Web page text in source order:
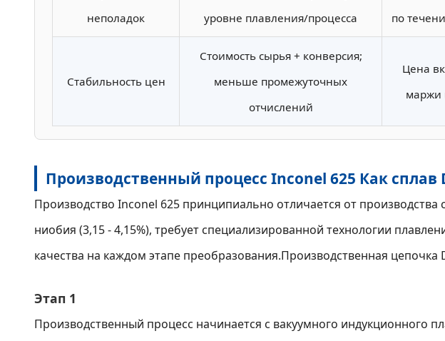
неполадок
уровне плавления/процесса
по
Стабильность цен
Стоимость сырья + конверсия;
меньше промежуточных
отчислений
Цена
маржи
Производственный процесс Inconel 625 Как сплав
Производство Inconel 625 принципиально отличается от
ниобия (3,15 - 4,15%), требует специализированной технологии
качества на каждом этапе преобразования.Производственная цепочка
Этап 1
Производственный процесс начинается с вакуумного индукционного